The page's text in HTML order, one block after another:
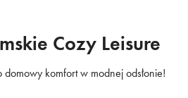
Cozy Leisure
komfort w modnej odsłonie!
Zapisz